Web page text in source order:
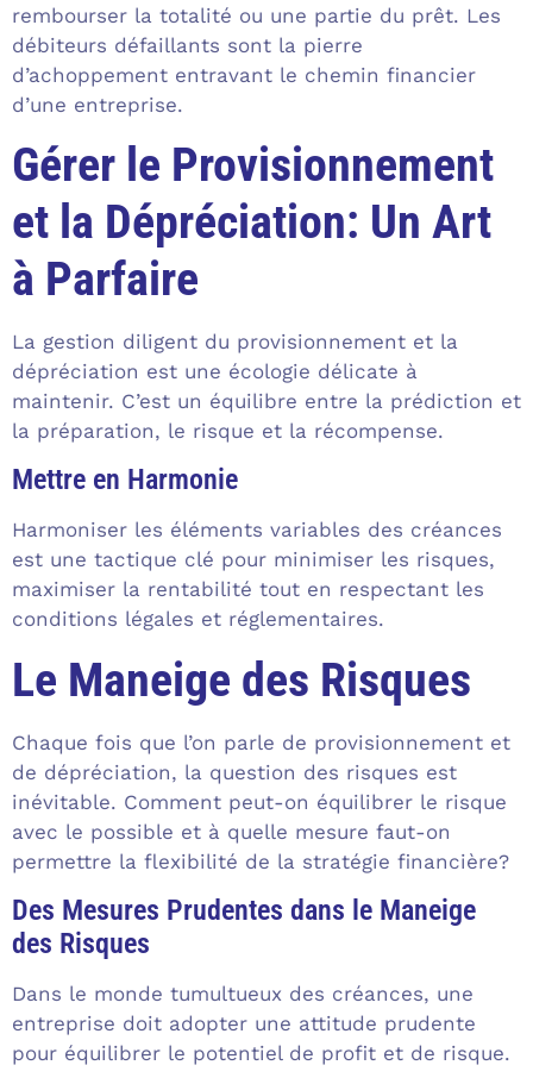
rembourser la totalité ou une partie du prêt. Les
débiteurs défaillants sont la pierre
d’achoppement entravant le chemin financier
d’une entreprise.
Gérer le Provisionnement
et la Dépréciation: Un Art
à Parfaire
La gestion diligent du provisionnement et la
dépréciation est une écologie délicate à
maintenir. C’est un équilibre entre la prédiction et
la préparation, le risque et la récompense.
Mettre en Harmonie
Harmoniser les éléments variables des créances
est une tactique clé pour minimiser les risques,
maximiser la rentabilité tout en respectant les
conditions légales et réglementaires.
Le Maneige des Risques
Chaque fois que l’on parle de provisionnement et
de dépréciation, la question des risques est
inévitable. Comment peut-on équilibrer le risque
avec le possible et à quelle mesure faut-on
permettre la flexibilité de la stratégie financière?
Des Mesures Prudentes dans le Maneige
des Risques
Dans le monde tumultueux des créances, une
entreprise doit adopter une attitude prudente
pour équilibrer le potentiel de profit et de risque.